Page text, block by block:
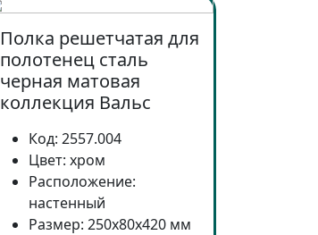
Полка решетчатая для
полотенец сталь
черная матовая
коллекция Вальс
Код: 2557.004
Цвет: хром
Расположение:
настенный
Размер: 250x80x420 мм